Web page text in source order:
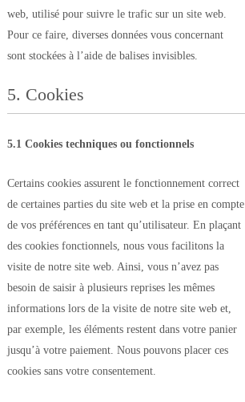
web, utilisé pour suivre le trafic sur un site web.
Pour ce faire, diverses données vous concernant
sont stockées à l’aide de balises invisibles.
5. Cookies
5.1 Cookies techniques ou fonctionnels
Certains cookies assurent le fonctionnement correct
de certaines parties du site web et la prise en compte
de vos préférences en tant qu’utilisateur. En plaçant
des cookies fonctionnels, nous vous facilitons la
visite de notre site web. Ainsi, vous n’avez pas
besoin de saisir à plusieurs reprises les mêmes
informations lors de la visite de notre site web et,
par exemple, les éléments restent dans votre panier
jusqu’à votre paiement. Nous pouvons placer ces
cookies sans votre consentement.